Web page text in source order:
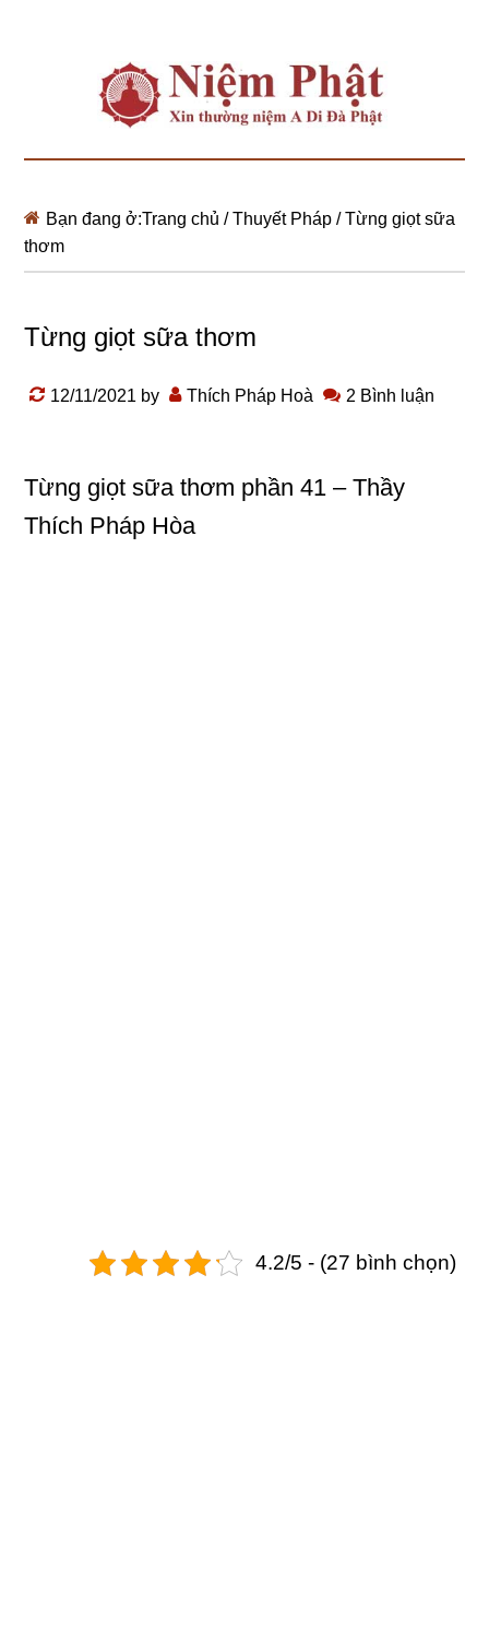
Bạn đang ở:Trang chủ / Thuyết Pháp /Từng giọt sữa
thơm
Từng giọt sữa thơm
12/11/2021 by Thích Pháp Hoà 2 Bình luận
Từng giọt sữa thơm phần 41 – Thầy
Thích Pháp Hòa
4.2/5 - (27 bình chọn)